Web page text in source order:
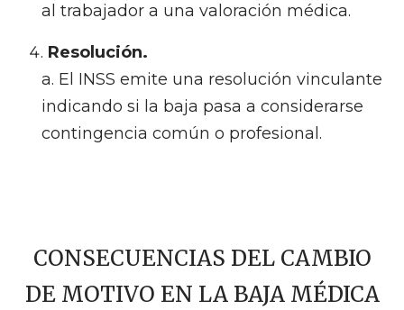
al trabajador a una valoración médica.
Resolución.
El INSS emite una resolución vinculante
indicando si la baja pasa a considerarse
contingencia común o profesional.
CONSECUENCIAS DEL CAMBIO
DE MOTIVO EN LA BAJA MÉDICA